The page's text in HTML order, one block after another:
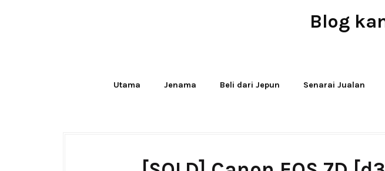
Blog
Utama Jenama Beli dari Jepun Senarai Jualan